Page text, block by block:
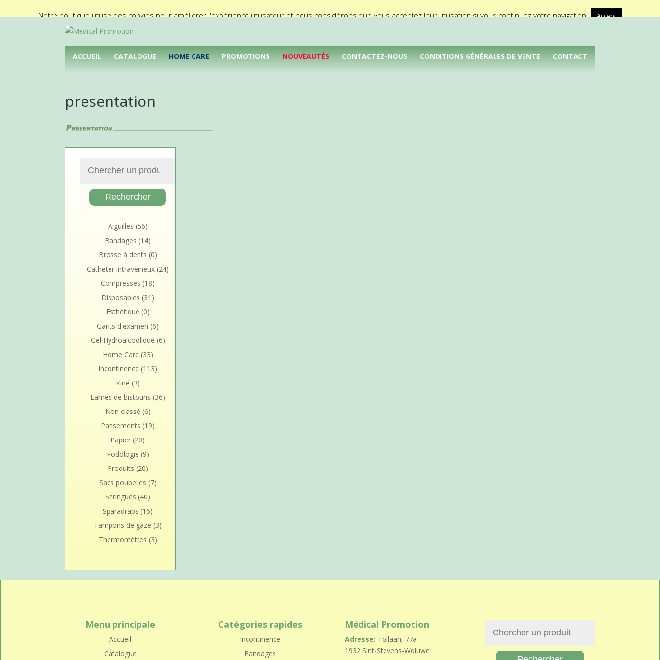
A propos de Médical Promotion
ACCUEIL CATALOGUE HOME CARE PROMOTIONS NOUVEAUTÉS CONTACTEZ-NOUS CONDITIONS GÉNÉRALES DE VENTE CONTACT
presentation
Aiguilles (56)
Bandages (14)
Brosse à dents (0)
Catheter intraveineux (24)
Compresses (18)
Disposables (31)
Esthétique (0)
Gants d'examen (6)
Gel Hydroalcoolique (6)
Home Care (33)
Incontinence (113)
Kiné (3)
Lames de bistouris (36)
Non classé (6)
Pansements (19)
Papier (20)
Podologie (9)
Produits (20)
Sacs poubelles (7)
Seringues (40)
Sparadraps (16)
Tampons de gaze (3)
Thermomètres (3)
Menu principale
Accueil
Catalogue
Catégories rapides
Incontinence
Bandages
Médical Promotion
Adresse: Tollaan, 77a
1932 Sint-Stevens-Woluwe
Notre boutique utilise des cookies pour améliorer l'expérience utilisateur et nous considérons que vous acceptez leur utilisation si vous continuez votre navigation. Accept